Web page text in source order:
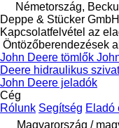
Németország,
Deppe & Stücker GmbH
Kapcsolatfelvétel az
Öntözőberendezések
John Deere tömlők
Deere hidraulikus
John Deere jeladók
Cég
Rólunk Segítség Eladó
Magyarország /